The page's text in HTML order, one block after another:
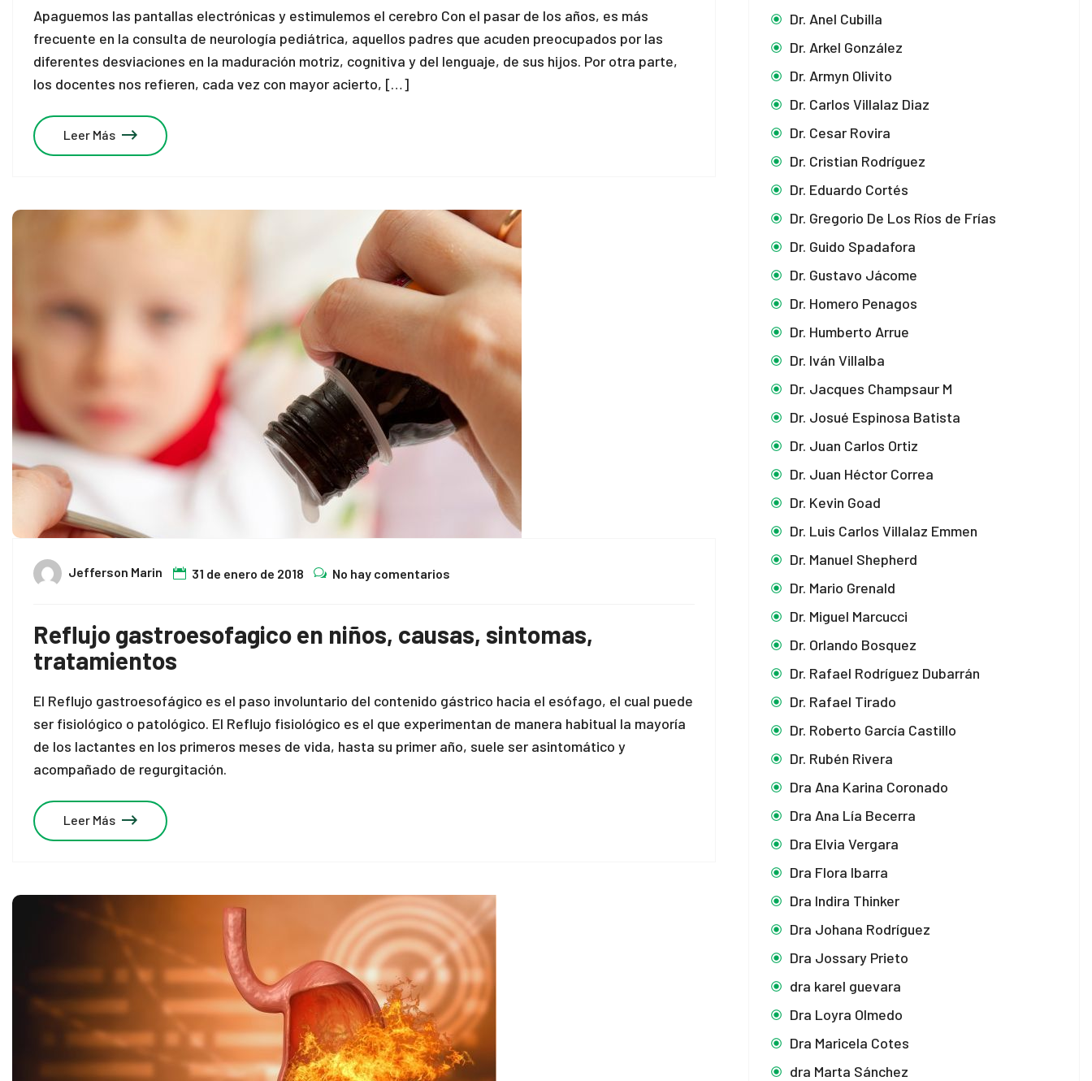
Dr. Anel Cubilla
Dr. Arkel González
Dr. Armyn Olivito
Dr. Carlos Villalaz Diaz
Dr. Cesar Rovira
Dr. Cristian Rodríguez
Dr. Eduardo Cortés
Dr. Gregorio De Los Ríos de Frías
Dr. Guido Spadafora
Dr. Gustavo Jácome
Dr. Homero Penagos
Dr. Humberto Arrue
Dr. Iván Villalba
Dr. Jacques Champsaur M
Dr. Josué Espinosa Batista
Dr. Juan Carlos Ortiz
Dr. Juan Héctor Correa
Dr. Kevin Goad
Dr. Luis Carlos Villalaz Emmen
Dr. Manuel Shepherd
Dr. Mario Grenald
Dr. Miguel Marcucci
Dr. Orlando Bosquez
Dr. Rafael Rodríguez Dubarrán
Dr. Rafael Tirado
Dr. Roberto García Castillo
Dr. Rubén Rivera
Dra Ana Karina Coronado
Dra Ana Lía Becerra
Dra Elvia Vergara
Dra Flora Ibarra
Dra Indira Thinker
Dra Johana Rodríguez
Dra Jossary Prieto
dra karel guevara
Dra Loyra Olmedo
Dra Maricela Cotes
dra Marta Sánchez
Apaguemos las pantallas electrónicas y estimulemos el cerebro Con el pasar de los años, es más
frecuente en la consulta de neurología pediátrica, aquellos padres que acuden preocupados por las
diferentes desviaciones en la maduración motriz, cognitiva y del lenguaje, de sus hijos. Por otra parte,
los docentes nos refieren, cada vez con mayor acierto, […]
Leer Más
Jefferson Marin 31 de enero de 2018 No hay comentarios
Reflujo gastroesofagico en niños, causas, sintomas,
tratamientos
El Reflujo gastroesofágico es el paso involuntario del contenido gástrico hacia el esófago, el cual puede
ser fisiológico o patológico. El Reflujo fisiológico es el que experimentan de manera habitual la mayoría
de los lactantes en los primeros meses de vida, hasta su primer año, suele ser asintomático y
acompañado de regurgitación.
Leer Más